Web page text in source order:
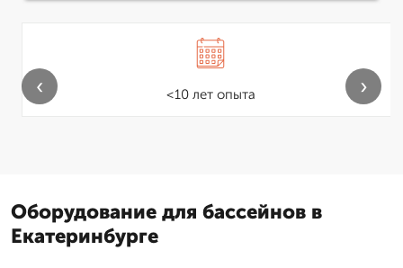
<10 лет опыта
‹ ›
Оборудование для бассейнов в
Екатеринбурге